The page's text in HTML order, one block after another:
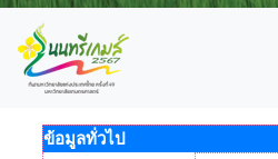
ข้อมูลทั่วไป